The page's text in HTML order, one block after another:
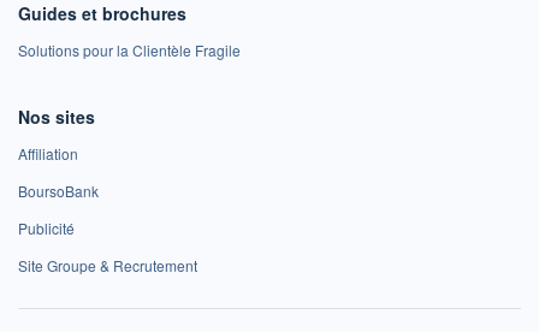
Guides et brochures
Solutions pour la Clientèle Fragile
Nos sites
Affiliation
BoursoBank
Publicité
Site Groupe & Recrutement